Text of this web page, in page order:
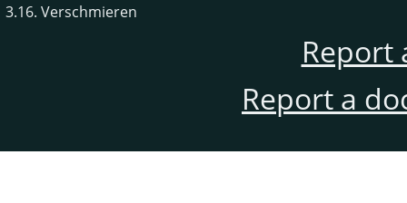
3.16. Verschmieren
Report
Report a